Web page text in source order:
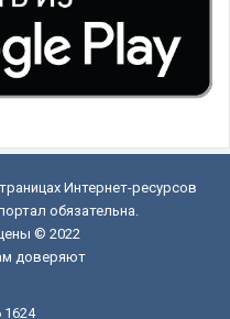
Интернет-ресурсов
обязательна.
© 2022
доверяют
1624